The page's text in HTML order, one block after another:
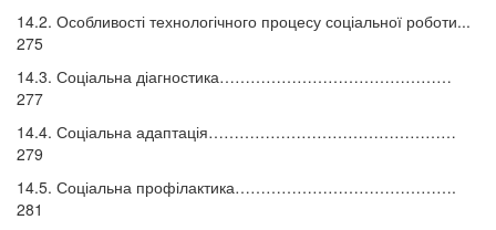
14.2. Особливості технологічного процесу соціальної роботи...
275
14.3. Соціальна діагностика………………………………………
277
14.4. Соціальна адаптація…………………………………………
279
14.5. Соціальна профілактика…………………………………….
281